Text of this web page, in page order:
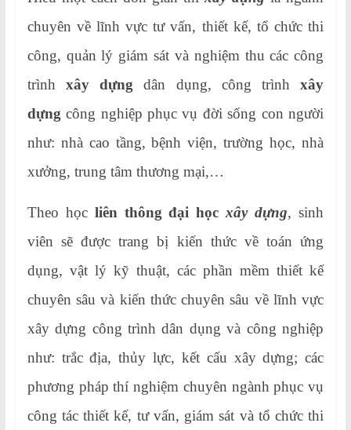
chuyên về lĩnh vực tư vấn, thiết kế, tổ chức thi
công, quản lý giám sát và nghiệm thu các công
trình xây dựng dân dụng, công trìnhxây
dựng công nghiệp phục vụ đời sống con người
như: nhà cao tầng, bệnh viện, trường học, nhà
xưởng, trung tâm thương mại,…
Theo học liên thông đại họcxây dựng, sinh
viên sẽ được trang bị kiến thức về toán ứng
dụng, vật lý kỹ thuật, các phần mềm thiết kế
chuyên sâu và kiến thức chuyên sâu về lĩnh vực
xây dựng công trình dân dụng và công nghiệp
như: trắc địa, thủy lực, kết cấu xây dựng; các
phương pháp thí nghiệm chuyên ngành phục vụ
công tác thiết kế, tư vấn, giám sát và tổ chức thi